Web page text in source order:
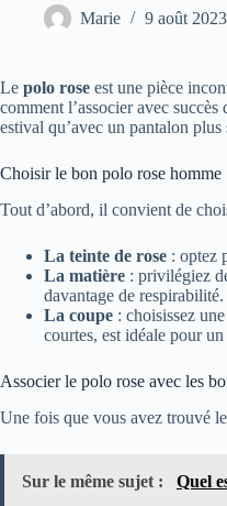
Marie 9 août 2023
Le polo rose est une pièce
comment l’associer avec
estival qu’avec un pantalon
Choisir le bon polo rose homme
Tout d’abord, il convient de
La teinte de rose : optez
La matière : privilégiez
davantage de respirabilité.
La coupe : choisissez
courtes, est idéale pour
Associer le polo rose avec les
Une fois que vous avez trouvé
Sur le même sujet : Quel